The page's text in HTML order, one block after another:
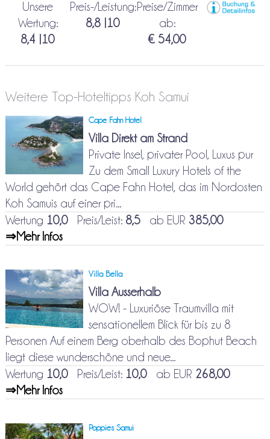
Unsere
Wertung:
8,4 |10
Preis-/Leistung:
8,8 |10
Preise/Zimmer
ab:
€ 54,00
Weitere Top-Hoteltipps Koh Samui
Cape Fahn Hotel
Villa Direkt am Strand
Private Insel, privater Pool, Luxus pur
Zu dem Small Luxury Hotels of the
World gehört das Cape Fahn Hotel, das im Nordosten
Koh Samuis auf einer pri...
Wertung 10,0Preis/Leist: 8,5ab EUR 385,00
⇒Mehr Infos
Villa Bella
Villa Ausserhalb
WOW! - Luxuriöse Traumvilla mit
sensationellem Blick für bis zu 8
Personen Auf einem Berg oberhalb des Bophut Beach
liegt diese wunderschöne und neue...
Wertung 10,0Preis/Leist: 10,0ab EUR 268,00
⇒Mehr Infos
Poppies Samui